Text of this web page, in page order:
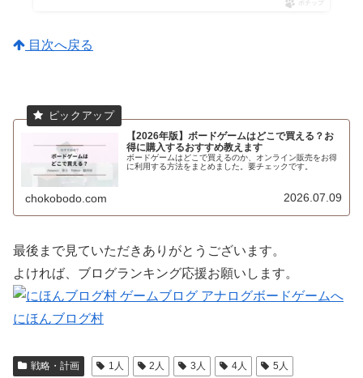
ポチップ
目次へ戻る
【2026年版】ボードゲームはどこで買える？お
得に購入するおすすめ教えます
ボードゲームはどこで買えるのか、オンライン販売をお得
に利用する方法をまとめました。要チェックです。
chokobodo.com 2026.07.09
最後まで見ていただきありがとうございます。
よければ、ブログランキング応援お願いします。
にほんブログ村
戦略・計画 1人 2人 3人 4人 5人